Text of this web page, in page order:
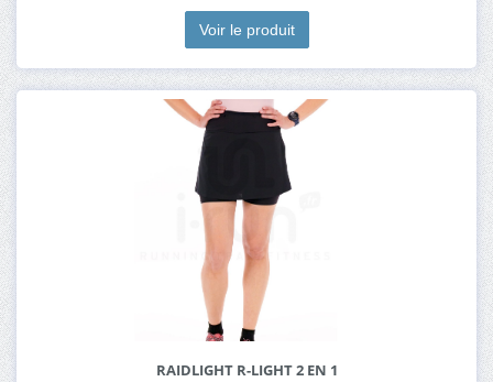
Voir le produit
RAIDLIGHT R-LIGHT 2 EN 1